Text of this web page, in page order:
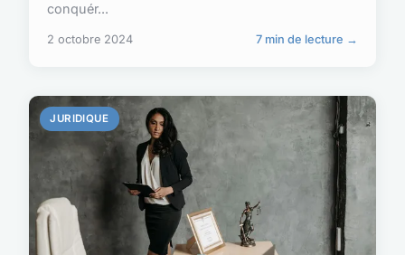
conquér...
2 octobre 2024 7 min de lecture →
JURIDIQUE